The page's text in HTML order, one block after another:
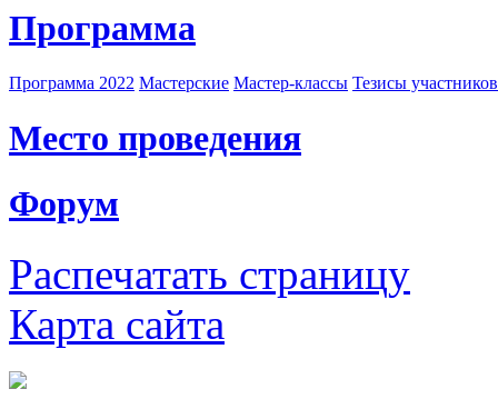
Программа
Программа 2022 Мастерские Мастер-классы Тезисы
Место проведения
Форум
Распечатать страницу
Карта сайта